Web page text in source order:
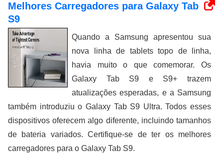
Melhores Carregadores para Galaxy Tab
S9
Quando a Samsung apresentou sua
nova linha de tablets topo de linha,
havia muito o que comemorar. Os
Galaxy Tab S9 e S9+ trazem
atualizações esperadas, e a Samsung
também introduziu o Galaxy Tab S9 Ultra. Todos esses
dispositivos oferecem algo diferente, incluindo tamanhos
de bateria variados. Certifique-se de ter os melhores
carregadores para o Galaxy Tab S9.